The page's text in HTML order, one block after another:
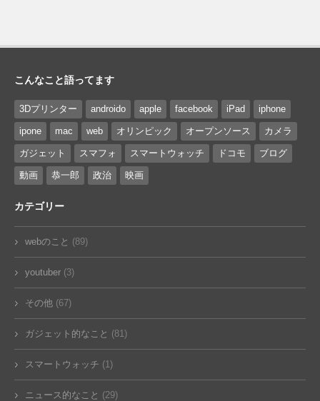
こんなこと語ってます
3Dプリンター androido apple facebook iPad iphone
ipone mac web オリンピック オープンソース カメラ
ガジェット スマフォ スマートウォッチ ドコモ ブログ
動画 恭一郎 政治 映画
カテゴリー
webのこと (89)
youtuber (3)
その他 (67)
ガジェット的なこと (81)
スマートウォッチ (1)
ニュース的なこと (29)